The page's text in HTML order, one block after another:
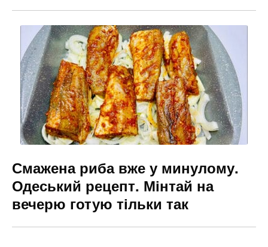
Смажена риба вже у минулому.
Одеський рецепт. Мінтай на
вечерю готую тільки так